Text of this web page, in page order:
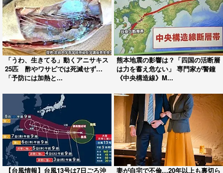
「うわ、生きてる」動くアニサキス
25匹 酢やワサビでは死滅せず…
「予防には加熱と...
熊本地震の影響は？「四国の活断層
は力を蓄え危ない」 専門家が警鐘
《中央構造線》M...
【台風情報】台風13号は7日ごろ沖
妻が自宅で不倫…20年以上も裏切ら